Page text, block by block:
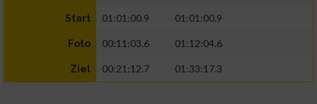
Start 01:01:00.9 01:01:00.9
Foto 00:11:03.6 01:12:04.6
Ziel 00:21:12.7 01:33:17.3